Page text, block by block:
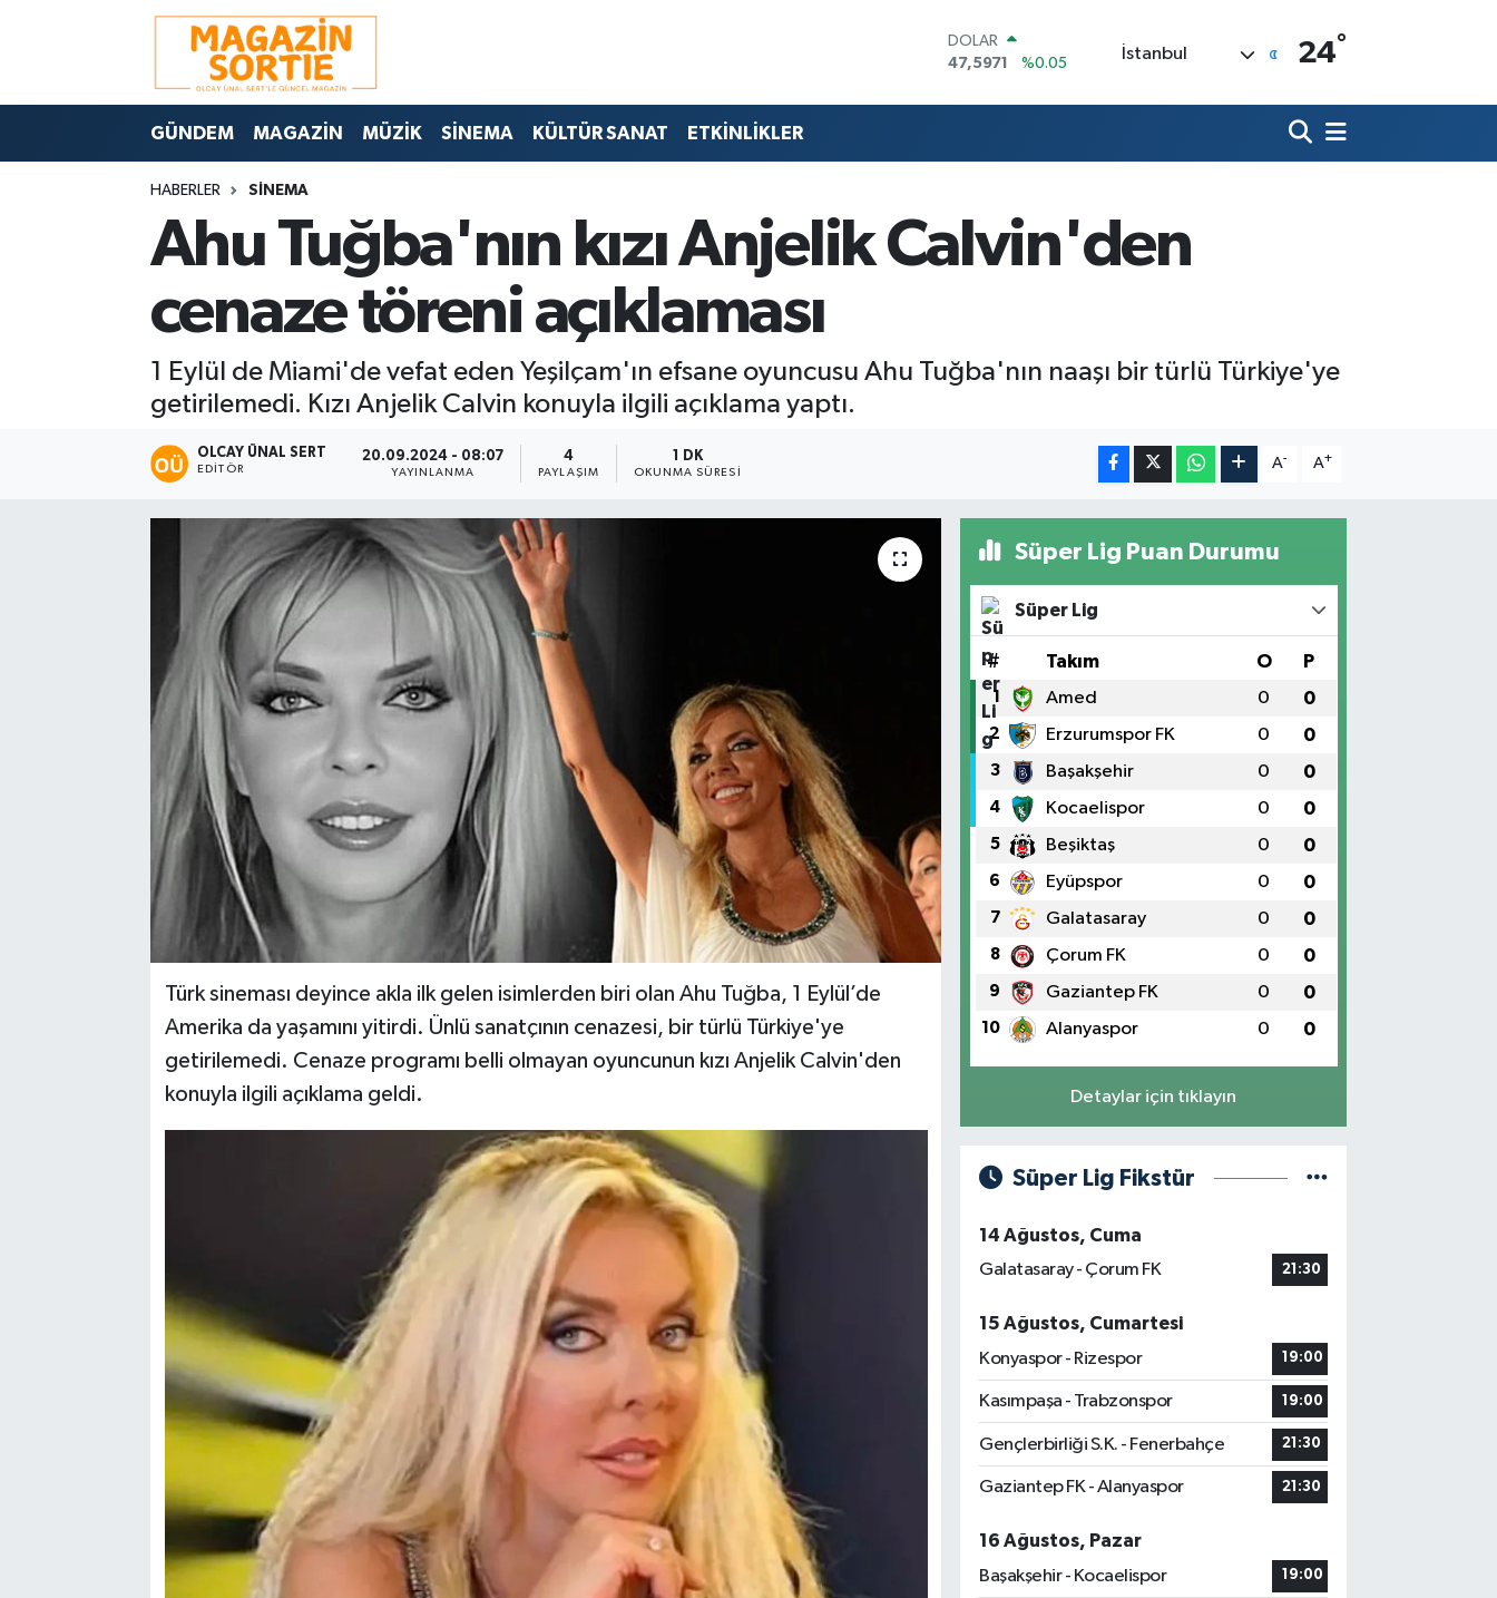
DOLAR
47,5971
%0.05
55,1336
%0.18
BİST100
13.703
BITCOIN
İstanbul 24°
GÜNDEM MAGAZİN MÜZİK SİNEMA KÜLTÜR SANAT ETKİNLİKLER
HABERLER SİNEMA
Ahu Tuğba'nın kızı Anjelik Calvin'den
cenaze töreni açıklaması
1 Eylül de Miami'de vefat eden Yeşilçam'ın efsane oyuncusu Ahu Tuğba'nın naaşı bir türlü Türkiye'ye
getirilemedi. Kızı Anjelik Calvin konuyla ilgili açıklama yaptı.
OLCAY ÜNAL SERT
EDITÖR
20.09.2024 - 08:07
YAYINLANMA
4
PAYLAŞIM
1 DK
OKUNMA SÜRESI
A- A+
Türk sineması deyince akla ilk gelen isimlerden biri olan Ahu Tuğba, 1 Eylül’de
Amerika da yaşamını yitirdi. Ünlü sanatçının cenazesi, bir türlü Türkiye'ye
getirilemedi. Cenaze programı belli olmayan oyuncunun kızı Anjelik Calvin'den
konuyla ilgili açıklama geldi.
Süper Lig Puan Durumu
Süper Lig
# Takım O P
1 Amed 0 0
2 Erzurumspor FK 0 0
3 Başakşehir 0 0
4 Kocaelispor 0 0
5 Beşiktaş 0 0
6 Eyüpspor 0 0
7 Galatasaray 0 0
8 Çorum FK 0 0
9 Gaziantep FK 0 0
10 Alanyaspor 0 0
Detaylar için tıklayın
Süper Lig Fikstür
14 Ağustos, Cuma
Galatasaray - Çorum FK
21:30
15 Ağustos, Cumartesi
Konyaspor - Rizespor
19:00
Kasımpaşa - Trabzonspor 19:00
Gençlerbirliği S.K. - Fenerbahçe 21:30
Gaziantep FK - Alanyaspor 21:30
16 Ağustos, Pazar
Başakşehir - Kocaelispor
19:00
Nöbetçi Eczaneler
Hava Durumu
Trafik Durumu
Süper Lig Puan Durumu ve Fikstür
Tüm Manşetler
Son Dakika Haberleri